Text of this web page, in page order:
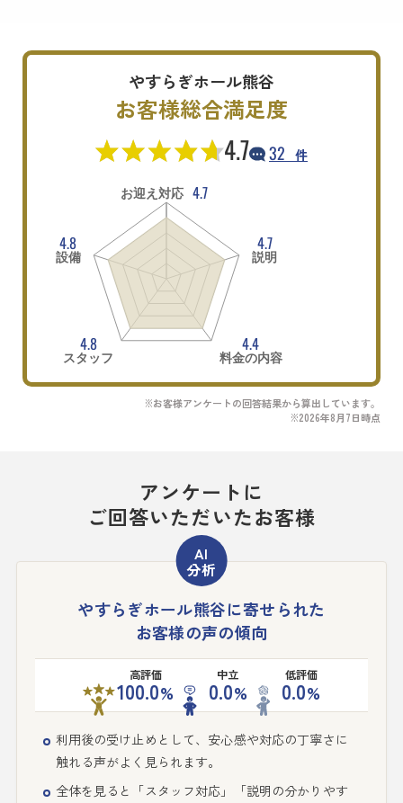
やすらぎホール熊谷
お客様総合満足度
4.7 32 件
お迎え対応 4.7
4.7
説明
4.4
料金の内容
4.8
スタッフ
4.8
設備
※お客様アンケートの回答結果から算出しています。
※2026年8月7日時点
アンケートに
ご回答いただいたお客様
やすらぎホール熊谷に寄せられた
お客様の声の傾向
高評価
100.0%
中立
0.0%
低評価
0.0%
利用後の受け止めとして、安心感や対応の丁寧さに
触れる声がよく見られます。
全体を見ると「スタッフ対応」「説明の分かりやす